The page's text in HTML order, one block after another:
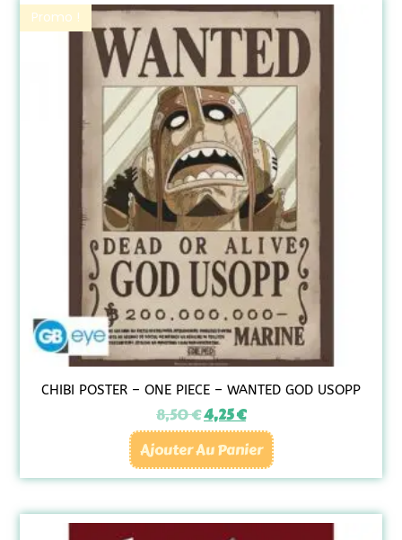
Promo !
CHIBI POSTER – ONE PIECE – WANTED GOD USOPP
8,50€4,25€
Ajouter Au Panier